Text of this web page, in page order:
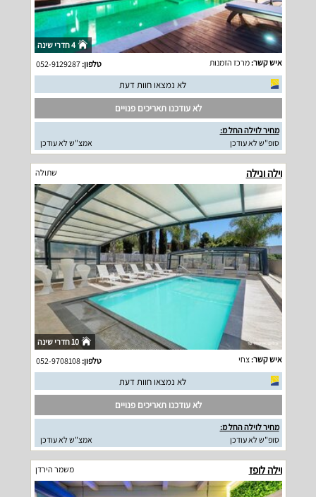
4 חדרי שינה
איש קשר:מרכז הזמנות טלפון:052-9129287
לא נמצאו חוות דעת
לא עודכנו תאריכים פנויים
מחיר לוילה החל מ:
סופ"ש לא עודכן
אמצ"ש לא עודכן
וילה ונילה שתולה
10 חדרי שינה
איש קשר:צחי טלפון:052-9708108
לא נמצאו חוות דעת
לא עודכנו תאריכים פנויים
מחיר לוילה החל מ:
סופ"ש לא עודכן
אמצ"ש לא עודכן
וילה לופז משמר הירדן